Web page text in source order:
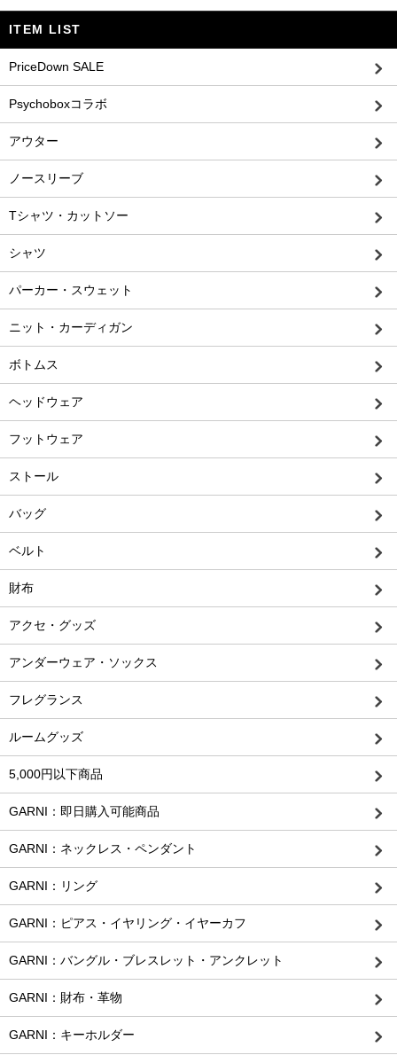
ITEM LIST
PriceDown SALE
Psychoboxコラボ
アウター
ノースリーブ
Tシャツ・カットソー
シャツ
パーカー・スウェット
ニット・カーディガン
ボトムス
ヘッドウェア
フットウェア
ストール
バッグ
ベルト
財布
アクセ・グッズ
アンダーウェア・ソックス
フレグランス
ルームグッズ
5,000円以下商品
GARNI：即日購入可能商品
GARNI：ネックレス・ペンダント
GARNI：リング
GARNI：ピアス・イヤリング・イヤーカフ
GARNI：バングル・ブレスレット・アンクレット
GARNI：財布・革物
GARNI：キーホルダー